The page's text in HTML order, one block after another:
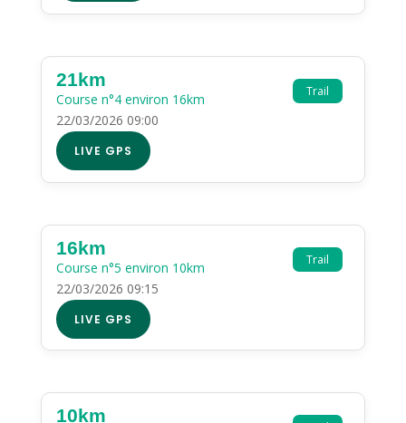
Trail
21km
Course n°4 environ 16km
22/03/2026 09:00
LIVE GPS
Trail
16km
Course n°5 environ 10km
22/03/2026 09:15
LIVE GPS
10km